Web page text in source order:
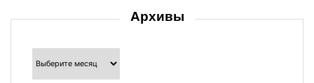
Архивы
Архивы